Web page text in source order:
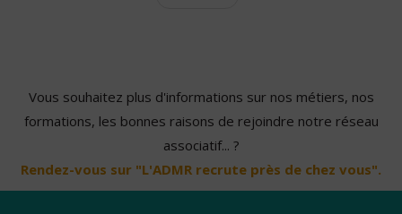
Vous souhaitez plus d'informations sur nos métiers, nos
formations, les bonnes raisons de rejoindre notre réseau
associatif... ?
Rendez-vous sur "L'ADMR recrute près de chez vous".